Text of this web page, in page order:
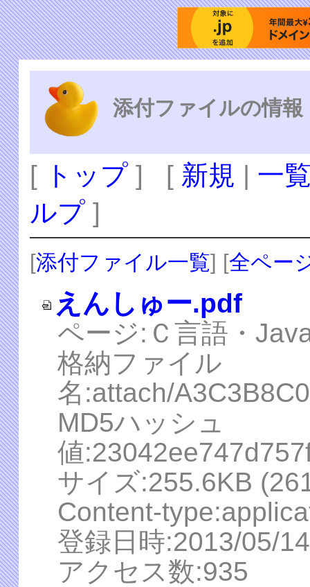
添付ファイルの情報
[ トップ ] [ 新規 | 一
ルプ ]
[添付ファイル一覧] [全ペー
えんしゅー.pdf
ページ:Ｃ言語・
格納ファイル
名:attach/
MD5ハッシュ
値
サイズ:255.6KB
Content-
登録日時:2013/05/
アクセス数:935